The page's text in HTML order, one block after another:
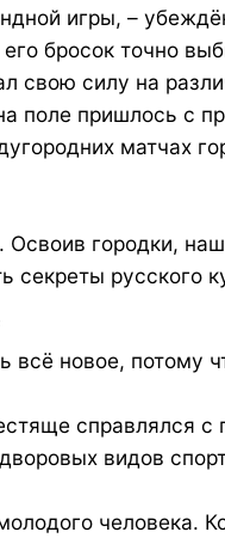
игры, –
бросок точно
свою силу на
поле пришлось с
матчах
Освоив городки,
секреты русского
всё новое, потому
справлялся
видов
человека.